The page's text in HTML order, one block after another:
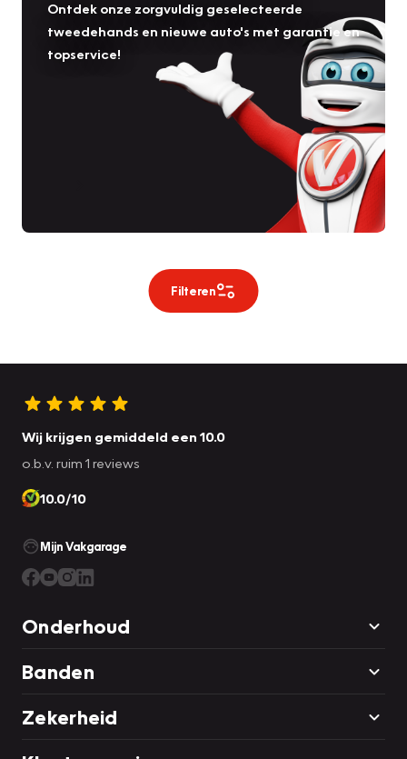
Ontdek onze zorgvuldig geselecteerde
tweedehands en nieuwe auto's met garantie en
topservice!
Filteren
Wij krijgen gemiddeld een 10.0
o.b.v. ruim 1 reviews
10.0/10
Mijn Vakgarage
Onderhoud
Banden
Zekerheid